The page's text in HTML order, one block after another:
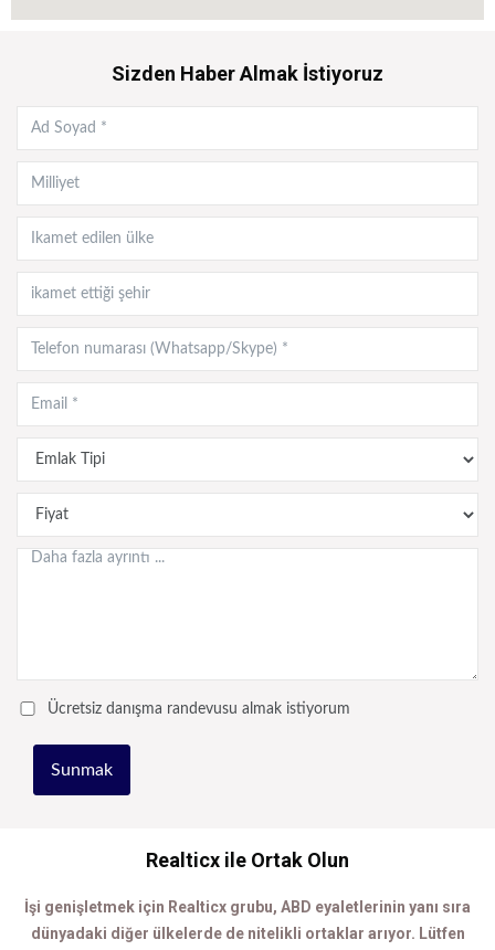
Sizden Haber Almak İstiyoruz
Ücretsiz danışma randevusu almak istiyorum
Sunmak
Realticx ile Ortak Olun
İşi genişletmek için Realticx grubu, ABD eyaletlerinin yanı sıra
dünyadaki diğer ülkelerde de nitelikli ortaklar arıyor. Lütfen